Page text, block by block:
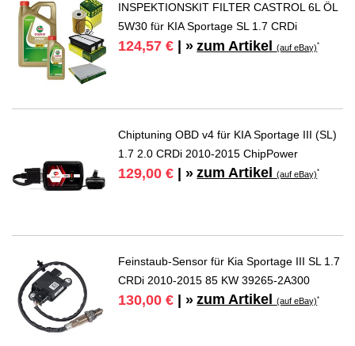
INSPEKTIONSKIT FILTER CASTROL 6L ÖL
5W30 für KIA Sportage SL 1.7 CRDi
124,57 € | » zum Artikel(auf eBay)*
Chiptuning OBD v4 für KIA Sportage III (SL)
1.7 2.0 CRDi 2010-2015 ChipPower
129,00 € | » zum Artikel(auf eBay)*
Feinstaub-Sensor für Kia Sportage III SL 1.7
CRDi 2010-2015 85 KW 39265-2A300
130,00 € | » zum Artikel(auf eBay)*